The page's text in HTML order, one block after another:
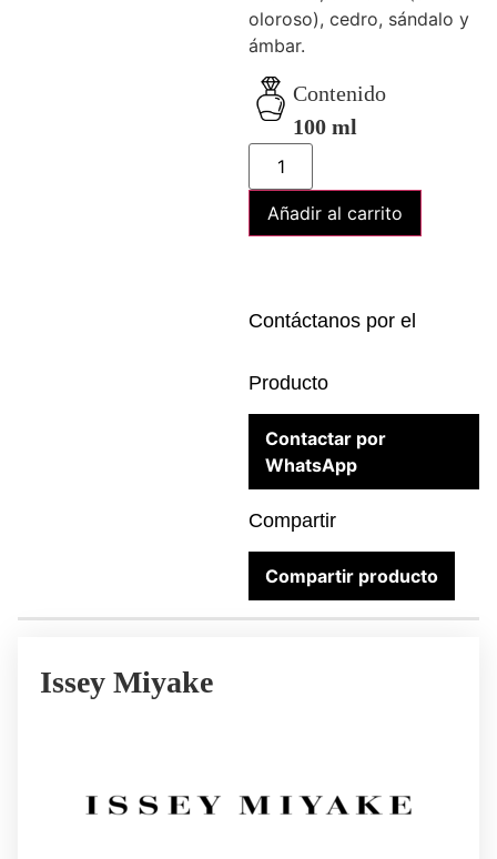
oloroso), cedro, sándalo y
ámbar.
Contenido
100 ml
Añadir al carrito
Contáctanos por el
Producto
Contactar por
WhatsApp
Compartir
Compartir producto
Issey Miyake